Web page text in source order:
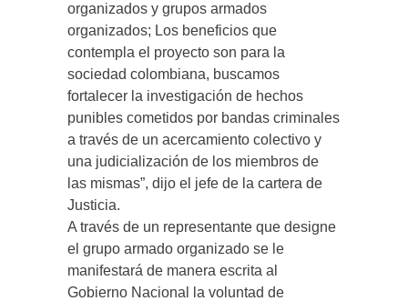
organizados y grupos armados
organizados; Los beneficios que
contempla el proyecto son para la
sociedad colombiana, buscamos
fortalecer la investigación de hechos
punibles cometidos por bandas criminales
a través de un acercamiento colectivo y
una judicialización de los miembros de
las mismas”, dijo el jefe de la cartera de
Justicia.
A través de un representante que designe
el grupo armado organizado se le
manifestará de manera escrita al
Gobierno Nacional la voluntad de